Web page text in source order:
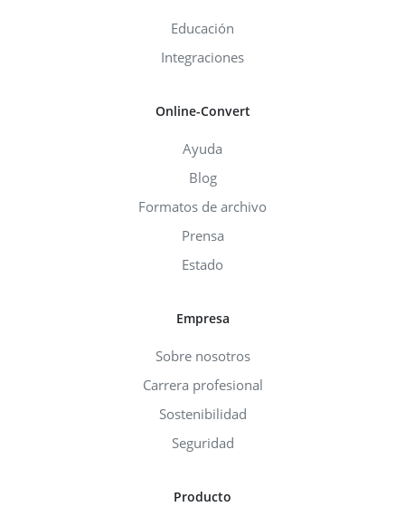
Educación
Integraciones
Online-Convert
Ayuda
Blog
Formatos de archivo
Prensa
Estado
Empresa
Sobre nosotros
Carrera profesional
Sostenibilidad
Seguridad
Producto